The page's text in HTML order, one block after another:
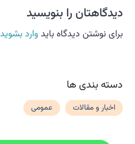
دیدگاهتان را بنویسید
برای نوشتن دیدگاه باید وارد بشوید
دسته بندی ها
اخبار و مقالات عمومی